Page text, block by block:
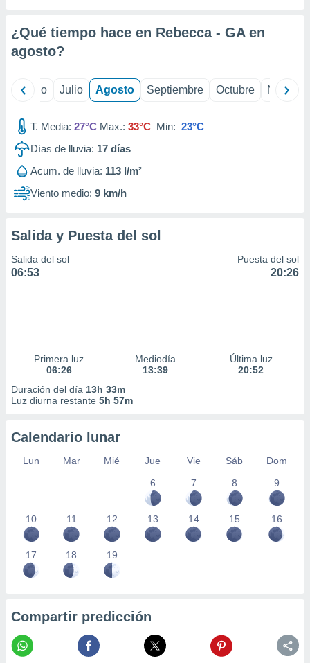
e
mediante
publicidad
publicidad
de
1199
¿Qué tiempo hace en Rebecca - GA en
agosto?
Junio Julio Agosto Septiembre Octubre
T. Media: 27°C Max.: 33°C Min: 23°C
Días de lluvia: 17 días
Acum. de lluvia: 113 l/m²
Viento medio: 9 km/h
Salida y Puesta del sol
Salida del sol
06:53
Puesta del sol
20:26
Primera luz
06:26
Mediodía
13:39
Última luz
20:52
Duración del día 13h 33m
Luz diurna restante 5h 57m
Calendario lunar
Lun Mar Mié Jue Vie Sáb
Dom
6
7 8 9
10 11 12 13 14 15 16
17 18 19
Compartir predicción